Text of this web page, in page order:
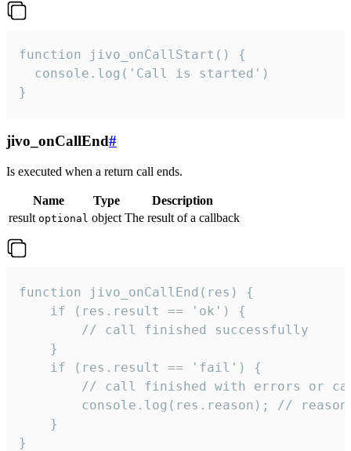
function jivo_onCallStart() {
  console.log('Call is started')
}
jivo_onCallEnd#
Is executed when a return call ends.
Name Type
Description
result optional object The result of a callback
function jivo_onCallEnd(res) {
    if (res.result == 'ok') {
        // call finished successfully
    }
    if (res.result == 'fail') {
// call finished with errors or
console.log(res.reason); //
    }
}